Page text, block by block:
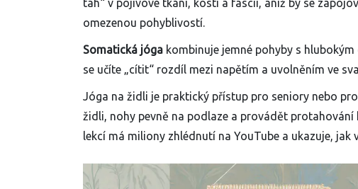
tah“ v pojivové tkáni, kosti a fascii, aniž by se
omezenou pohyblivostí.
Somatická jóga kombinuje jemné pohyby s
se učíte „cítit“ rozdíl mezi napětím a uvolněním ve
Jóga na židli je praktický přístup pro seniory nebo
židli, nohy pevně na podlaze a provádět
lekcí má miliony zhlédnutí na YouTube a ukazuje,